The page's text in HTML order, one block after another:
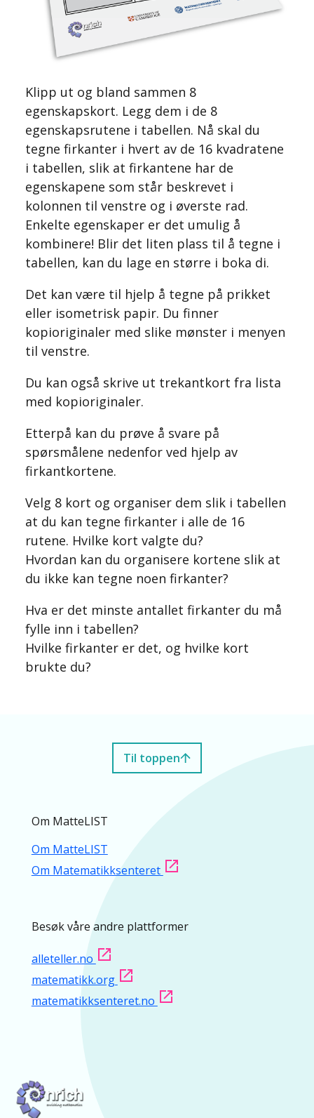
Klipp ut og bland sammen 8
egenskapskort. Legg dem i de 8
egenskapsrutene i tabellen. Nå skal du
tegne firkanter i hvert av de 16 kvadratene
i tabellen, slik at firkantene har de
egenskapene som står beskrevet i
kolonnen til venstre og i øverste rad.
Enkelte egenskaper er det umulig å
kombinere! Blir det liten plass til å tegne i
tabellen, kan du lage en større i boka di.
Det kan være til hjelp å tegne på prikket
eller isometrisk papir. Du finner
kopioriginaler med slike mønster i menyen
til venstre.
Du kan også skrive ut trekantkort fra lista
med kopioriginaler.
Etterpå kan du prøve å svare på
spørsmålene nedenfor ved hjelp av
firkantkortene.
Velg 8 kort og organiser dem slik i tabellen
at du kan tegne firkanter i alle de 16
rutene. Hvilke kort valgte du?
Hvordan kan du organisere kortene slik at
du ikke kan tegne noen firkanter?
Hva er det minste antallet firkanter du må
fylle inn i tabellen?
Hvilke firkanter er det, og hvilke kort
brukte du?
Til toppen
Om MatteLIST
Om MatteLIST
Om Matematikksenteret
Besøk våre andre plattformer
alleteller.no
matematikk.org
matematikksenteret.no